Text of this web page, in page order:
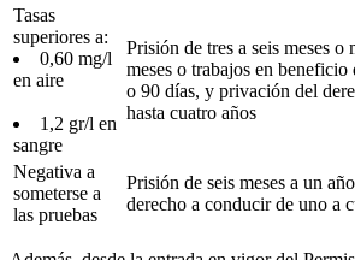
Tasas
superiores a:
0,60 mg/l
en aire
1,2 gr/l en
sangre
Prisión de tres a seis meses o
meses o trabajos en
o 90 días, y privación del
hasta cuatro años
Negativa a
someterse a
las pruebas
Prisión de seis meses a un
derecho a conducir de uno a